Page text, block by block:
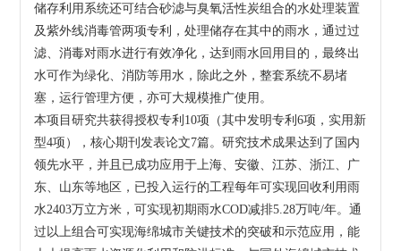
储存利用系统还可结合砂滤与臭氧活性炭组合的水处理装置
及紫外线消毒管两项专利，处理储存在其中的雨水，通过过
滤、消毒对雨水进行有效净化，达到雨水回用目的，最终出
水可作为绿化、消防等用水，除此之外，整套系统不易堵
塞，运行管理方便，亦可大规模推广使用。
本项目研究共获得授权专利10项（其中发明专利6项，实用新
型4项），核心期刊发表论文7篇。研究技术成果达到了国内
领先水平，并且已成功应用于上海、安徽、江苏、浙江、广
东、山东等地区，已投入运行的工程每年可实现回收利用雨
水2403万立方米，可实现初期雨水COD减排5.28万吨/年。通
过以上组合可实现海绵城市关键技术的突破和示范应用，能